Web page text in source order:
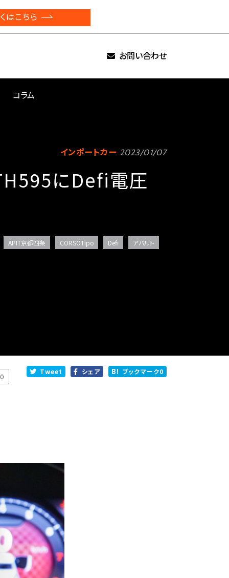
はこちら
お問い合わせ
コラム
インポートカー 2023/01/07
にDefi電圧
APIT京都四条 CORSOTipo Defi アバルト
0
Tweet シェア ブックマーク0